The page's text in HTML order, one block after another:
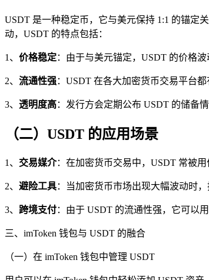
USDT 是一种稳定币，它与美元保持 1:1 的锚定
动，USDT 的特点包括：
1、 价格稳定：由于与美元锚定，USDT 的价格
2、 流通性强：USDT 在各大加密货币交易平台
3、 透明度高：发行方会定期公布 USDT 的储备
（二）USDT 的应用场景
1、 交易媒介：在加密货币交易中，USDT 常被
2、 避险工具：当加密货币市场出现大幅波动时
3、 跨境支付：由于 USDT 的流通性强，它可以
三、imToken 钱包与 USDT 的融合
（一）在 imToken 钱包中管理 USDT